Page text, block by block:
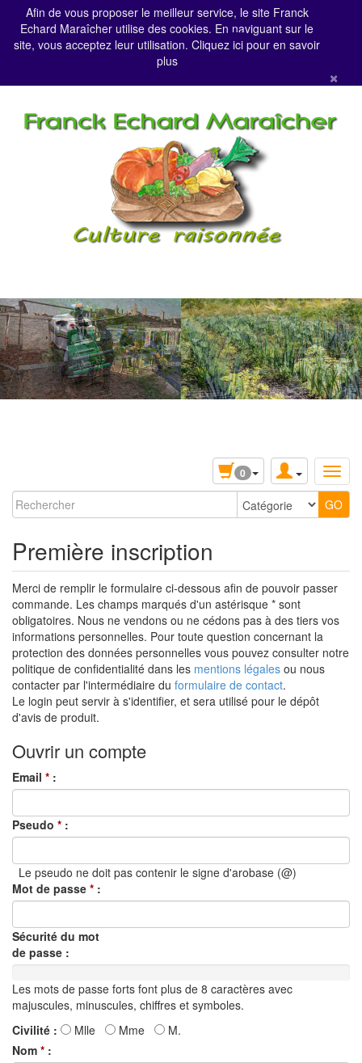
Afin de vous proposer le meilleur service, le site Franck
Echard Maraîcher utilise des cookies. En naviguant sur le
site, vous acceptez leur utilisation. Cliquez ici pour en savoir
plus
×
0
Première inscription
Merci de remplir le formulaire ci-dessous afin de pouvoir passer
commande. Les champs marqués d'un astérisque * sont
obligatoires. Nous ne vendons ou ne cédons pas à des tiers vos
informations personnelles. Pour toute question concernant la
protection des données personnelles vous pouvez consulter notre
politique de confidentialité dans les mentions légales ou nous
contacter par l'intermédiaire du formulaire de contact.
Le login peut servir à s'identifier, et sera utilisé pour le dépôt
d'avis de produit.
Ouvrir un compte
Email * :
Pseudo * :
Le pseudo ne doit pas contenir le signe d'arobase (@)
Mot de passe * :
Sécurité du mot
de passe :
Complete
(success)
Les mots de passe forts font plus de 8 caractères avec
majuscules, minuscules, chiffres et symboles.
Civilité :
Mlle Mme
M.
Nom * :